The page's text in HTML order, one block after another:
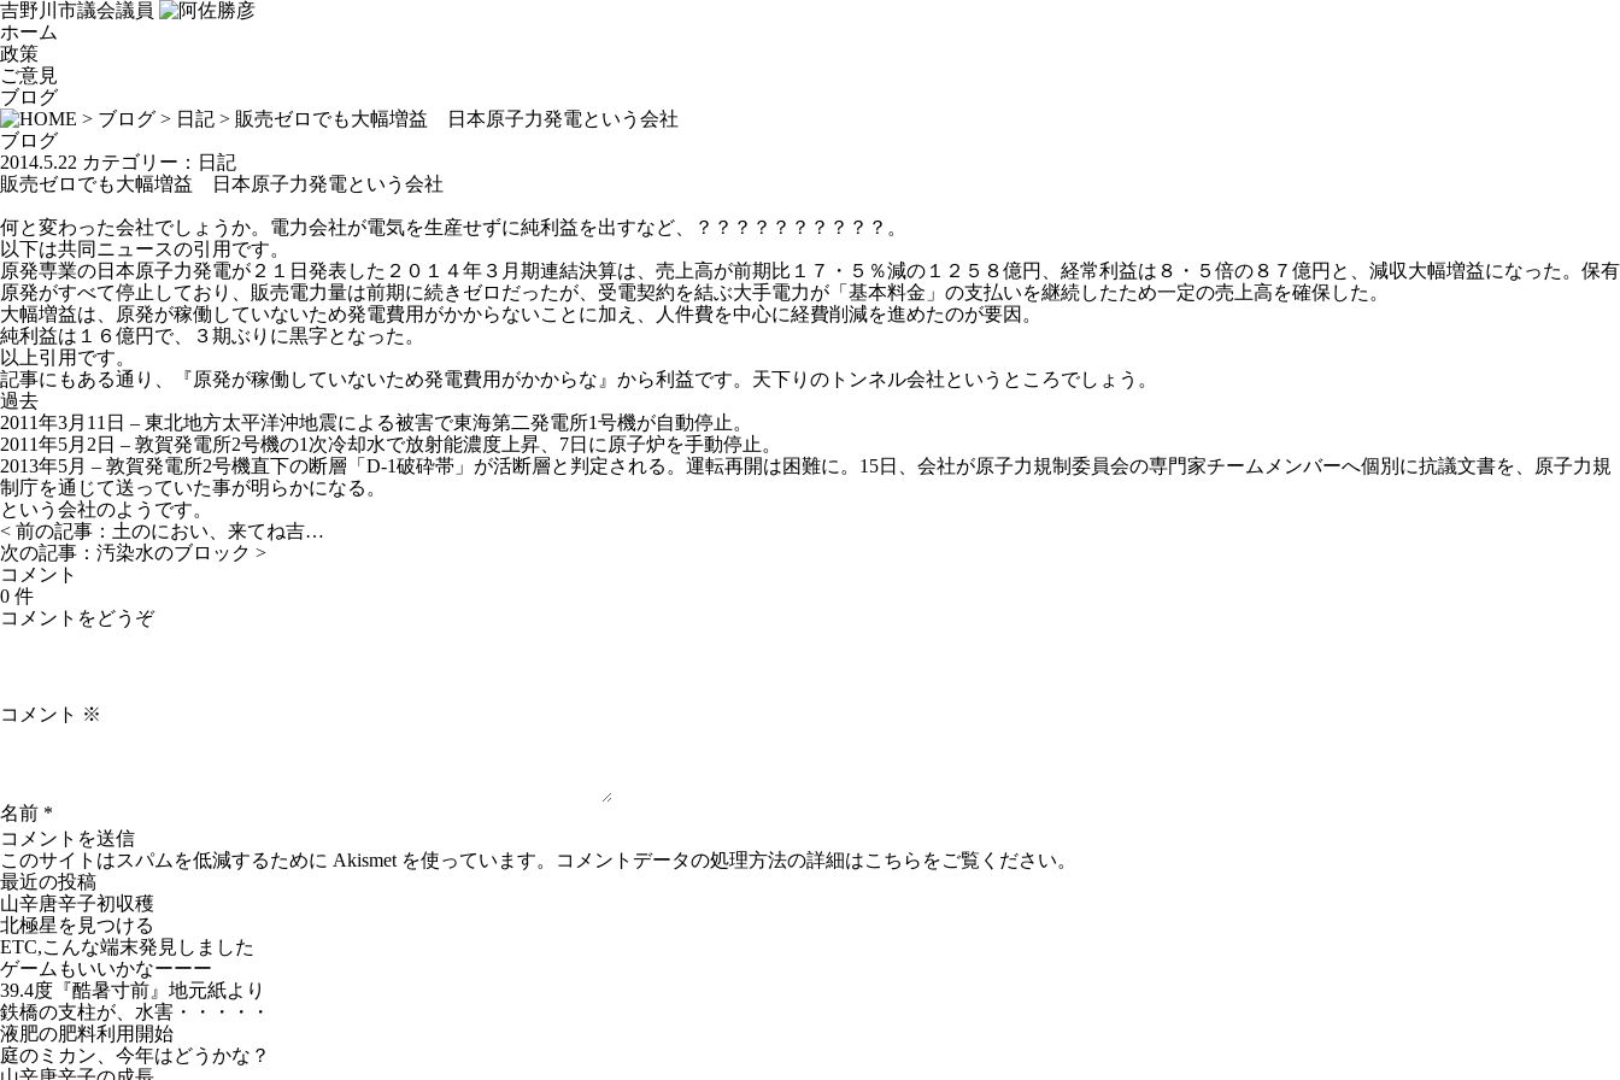
吉野川市議会議員
ホーム
政策
ご意見
ブログ
> ブログ > 日記 > 販売ゼロでも大幅増益 日本原子力発電という会社
ブログ
2014.5.22 カテゴリー： 日記
販売ゼロでも大幅増益 日本原子力発電という会社
何と変わった会社でしょうか。電力会社が電気を生産せずに純利益を出すなど、？？？？？？？？？？。
以下は共同ニュースの引用です。
原発専業の日本原子力発電が２１日発表した２０１４年３月期連結決算は、売上高が前期比１７・５％減の１２５８億円、経常利益は８・５倍の８７億円と、減収大幅増益になった。保有
原発がすべて停止しており、販売電力量は前期に続きゼロだったが、受電契約を結ぶ大手電力が「基本料金」の支払いを継続したため一定の売上高を確保した。
大幅増益は、原発が稼働していないため発電費用がかからないことに加え、人件費を中心に経費削減を進めたのが要因。
純利益は１６億円で、３期ぶりに黒字となった。
以上引用です。
記事にもある通り、『原発が稼働していないため発電費用がかからな』から利益です。天下りのトンネル会社というところでしょう。
過去
2011年3月11日 – 東北地方太平洋沖地震による被害で東海第二発電所1号機が自動停止。
2011年5月2日 – 敦賀発電所2号機の1次冷却水で放射能濃度上昇、7日に原子炉を手動停止。
2013年5月 – 敦賀発電所2号機直下の断層「D-1破砕帯」が活断層と判定される。運転再開は困難に。15日、会社が原子力規制委員会の専門家チームメンバーへ個別に抗議文書を、
原子力規
制庁を通じて送っていた事が明らかになる。
という会社のようです。
< 前の記事： 土のにおい、来てね吉…
次の記事： 汚染水のブロック >
コメント
0 件
コメントをどうぞ
コメント ※
名前 *
このサイトはスパムを低減するために Akismet を使っています。 コメントデータの処理方法の詳細はこちらをご覧ください。
最近の投稿
山辛唐辛子初収穫
北極星を見つける
ETC,こんな端末発見しました
ゲームもいいかなーーー
39.4度『酷暑寸前』地元紙より
鉄橋の支柱が、水害・・・・・
液肥の肥料利用開始
庭のミカン、今年はどうかな？